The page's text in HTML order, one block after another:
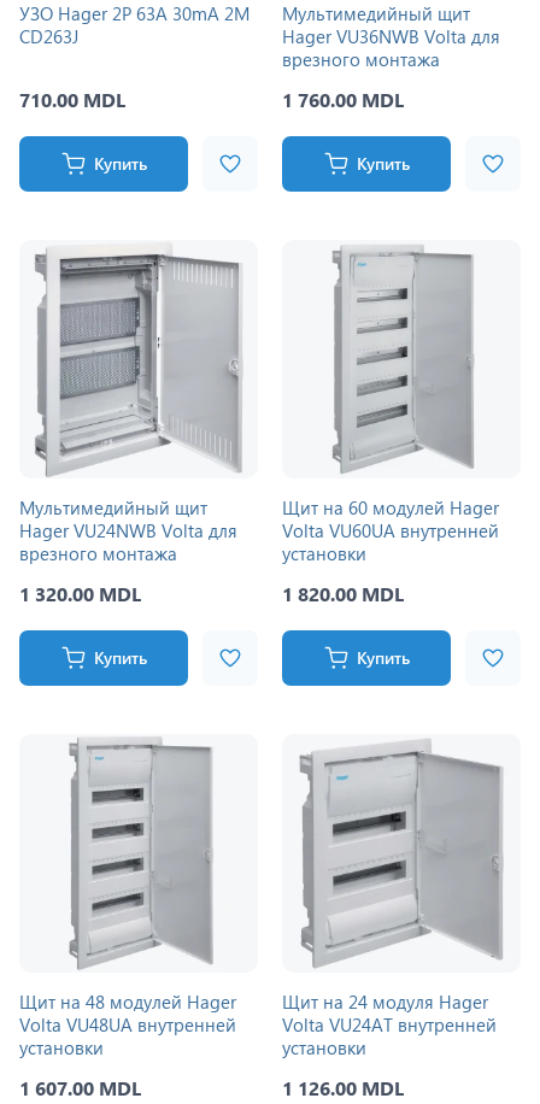
УЗО Hager 2P 63A 30mA 2M
CD263J
710.00 MDL
Купить
Мультимедийный щит
Hager VU36NWB Volta для
врезного монтажа
1 760.00 MDL
Купить
Мультимедийный щит
Hager VU24NWB Volta для
врезного монтажа
1 320.00 MDL
Купить
Щит на 60 модулей Hager
Volta VU60UA внутренней
установки
1 820.00 MDL
Купить
Щит на 48 модулей Hager
Volta VU48UA внутренней
установки
1 607.00 MDL
Щит на 24 модуля Hager
Volta VU24AT внутренней
установки
1 126.00 MDL